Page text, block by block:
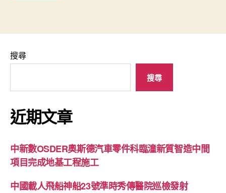
搜尋
搜尋
近期文章
中新數OSDER奧斯德汽車零件科臨潼新質智造中間
項目完成地基工程施工
中國載人飛船神船23號準時秀傳醫院巡檢發射